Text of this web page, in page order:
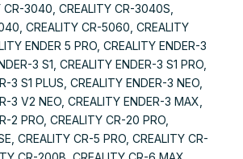
3040, CREALITY CR-3040S,
CREALITY CR-5060, CREALITY
ENDER 5 PRO, CREALITY ENDER-3
3 S1, CREALITY ENDER-3 S1 PRO,
3 S1 PLUS, CREALITY ENDER-3 NEO,
3 V2 NEO, CREALITY ENDER-3 MAX,
2 PRO, CREALITY CR-20 PRO,
CREALITY CR-5 PRO, CREALITY CR-